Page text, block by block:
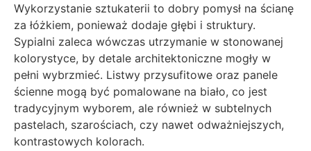
Wykorzystanie sztukaterii to dobry pomysł na ścianę
za łóżkiem, ponieważ dodaje głębi i struktury.
Sypialni zaleca wówczas utrzymanie w stonowanej
kolorystyce, by detale architektoniczne mogły w
pełni wybrzmieć. Listwy przysufitowe oraz panele
ścienne mogą być pomalowane na biało, co jest
tradycyjnym wyborem, ale również w subtelnych
pastelach, szarościach, czy nawet odważniejszych,
kontrastowych kolorach.